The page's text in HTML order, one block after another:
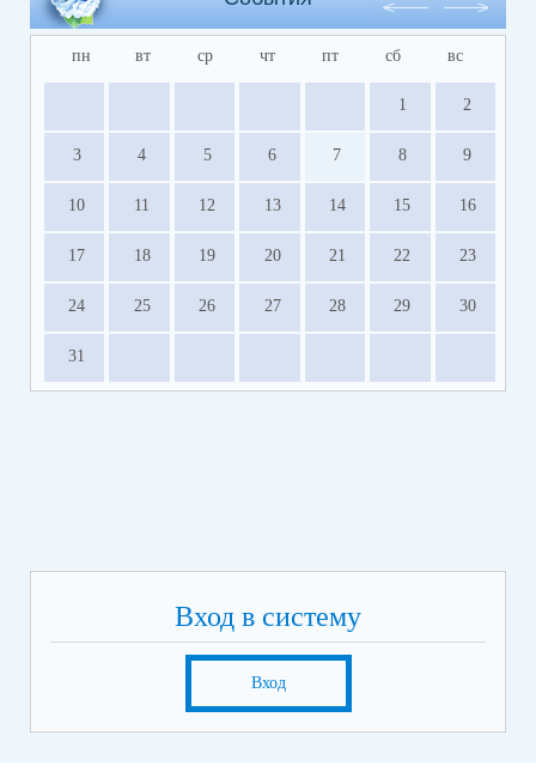
пн вт ср чт пт сб вс
1 2
3 4 5 6 7 8 9
10 11 12 13 14 15 16
17 18 19 20 21 22 23
24 25 26 27 28 29 30
31
Вход в систему
Вход